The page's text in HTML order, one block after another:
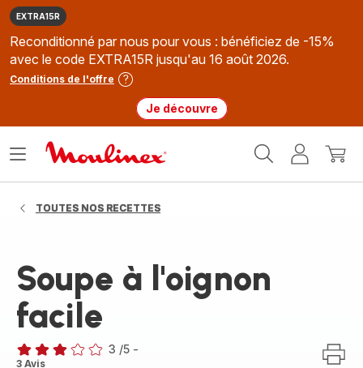
EXTRA15R
Reconditionné par nous pour vous : bénéficiez de -15%
avec le code EXTRA15R jusqu'au 16 août 2026.
Conditions de l'offre
Je découvre
MonMon
Ouvrir
TOUTES NOS RECETTES
Soupe à l'oignon
facile
Avis
3 /5 -
3 Avis